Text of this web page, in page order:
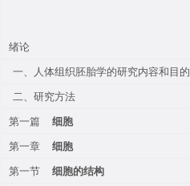
绪论
一、人体组织胚胎学的研究内容和目的
二、研究方法
第一篇
细胞
第一章
细胞
第一节
细胞的结构